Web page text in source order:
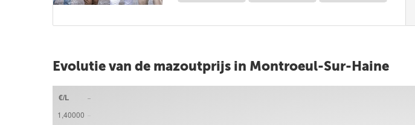
Evolutie van de mazoutprijs in Montroeul-Sur-Haine